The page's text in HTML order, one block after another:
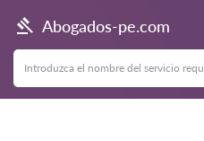
Abogados-pe.com
Atrás